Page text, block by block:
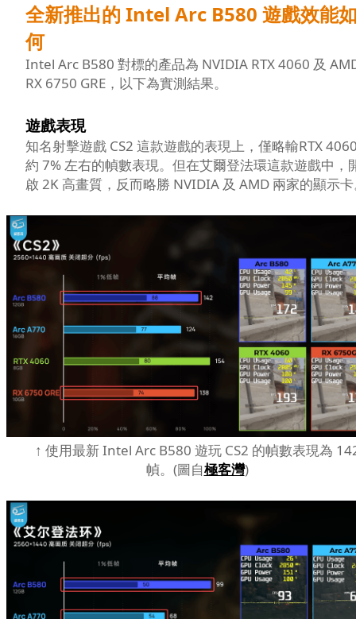
全新推出的 Intel Arc B580 遊戲效能
何
Intel Arc B580 對標的產品為 NVIDIA RTX 4060 及
RX 6750 GRE，以下為實測結果。
遊戲表現
知名射擊遊戲 CS2 這款遊戲的表現上，僅略輸RTX
約 7% 左右的幀數表現。但在艾爾登法環這款遊戲中，
啟 2K 高畫質，反而略勝 NVIDIA 及 AMD 兩家的顯示
↑ 使用最新 Intel Arc B580 遊玩 CS2 的幀數表現為
幀。(圖自極客灣)